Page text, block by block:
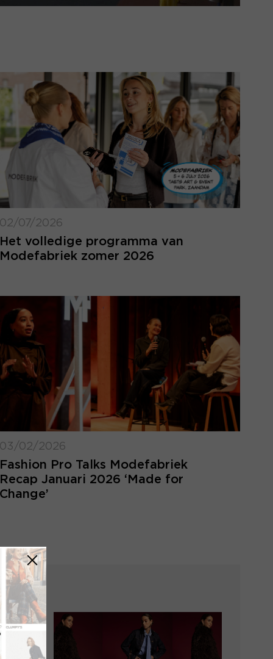
LOGIN VERGETEN
kwijt? Vul het e-mailadres in
hoort bij jouw account en klik op
02/07/2026
Het volledige programma van
Modefabriek zomer 2026
03/02/2026
Fashion Pro Talks Modefabriek
Recap Januari 2026 ‘Made for
Change’